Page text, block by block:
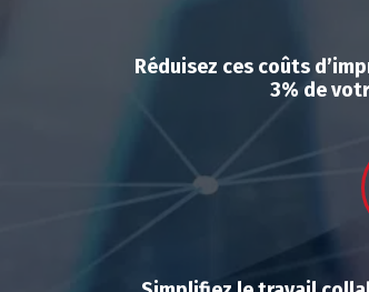
Réduisez ces coûts
3% de